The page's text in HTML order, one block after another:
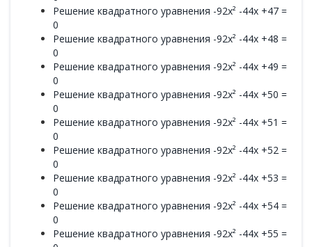
Решение квадратного уравнения -92x² -44x +47 =
0
Решение квадратного уравнения -92x² -44x +48 =
0
Решение квадратного уравнения -92x² -44x +49 =
0
Решение квадратного уравнения -92x² -44x +50 =
0
Решение квадратного уравнения -92x² -44x +51 =
0
Решение квадратного уравнения -92x² -44x +52 =
0
Решение квадратного уравнения -92x² -44x +53 =
0
Решение квадратного уравнения -92x² -44x +54 =
0
Решение квадратного уравнения -92x² -44x +55 =